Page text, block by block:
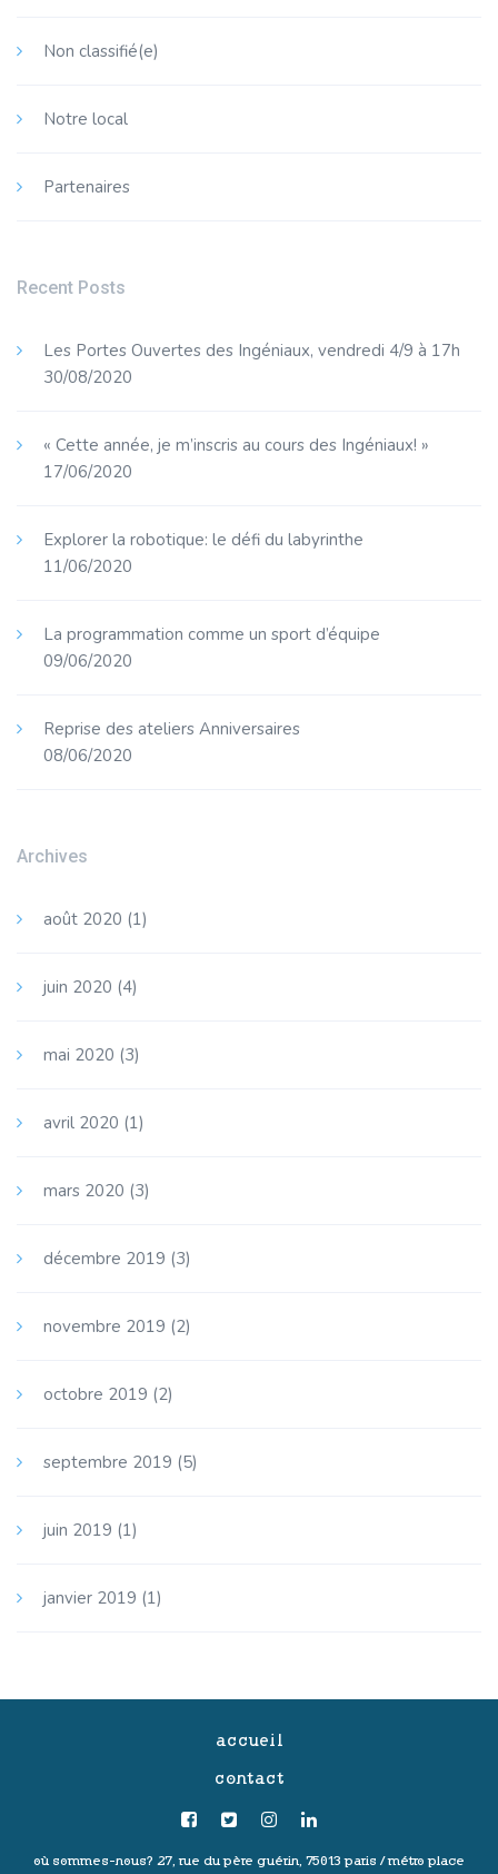
Non classifié(e)
Notre local
Partenaires
Recent Posts
Les Portes Ouvertes des Ingéniaux, vendredi 4/9 à 17h
30/08/2020
« Cette année, je m’inscris au cours des Ingéniaux! »
17/06/2020
Explorer la robotique: le défi du labyrinthe
11/06/2020
La programmation comme un sport d’équipe
09/06/2020
Reprise des ateliers Anniversaires
08/06/2020
Archives
août 2020 (1)
juin 2020 (4)
mai 2020 (3)
avril 2020 (1)
mars 2020 (3)
décembre 2019 (3)
novembre 2019 (2)
octobre 2019 (2)
septembre 2019 (5)
juin 2019 (1)
janvier 2019 (1)
accueil
contact
où sommes-nous? 27, rue du père guérin, 75013 paris /métro place